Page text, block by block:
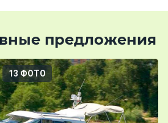
предложения
13 ФОТО